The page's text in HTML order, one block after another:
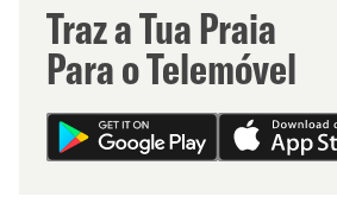
Traz a Tua Praia
Para o Telemóvel